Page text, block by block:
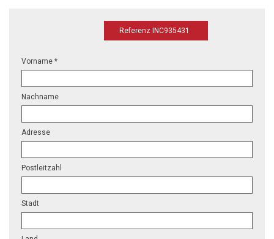
Referenz INC935431
Vorname *
Nachname
Adresse
Postleitzahl
Stadt